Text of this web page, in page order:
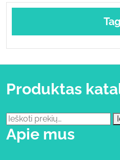
Produktas
Ieškoti:
Apie mus